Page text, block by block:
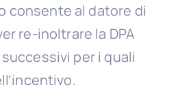
consente al datore di
re-inoltrare la DPA
per i quali